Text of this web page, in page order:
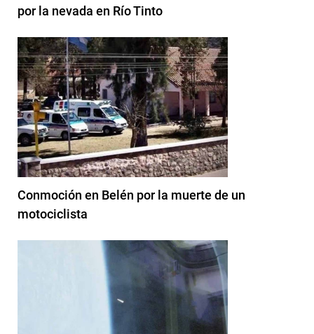
por la nevada en Río Tinto
Conmoción en Belén por la muerte de un
motociclista